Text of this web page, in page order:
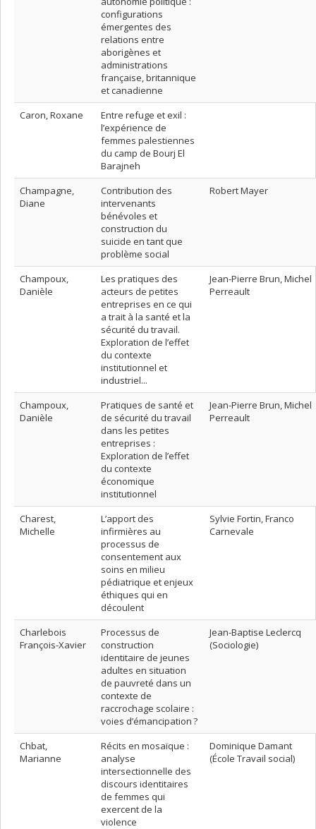
configurations
émergentes des
relations entre
aborigènes et
administrations
française, britannique
et canadienne
Caron, Roxane
Entre refuge et exil :
l’expérience de
femmes palestiennes
du camp de Bourj El
Barajneh
Champagne,
Diane
Contribution des
intervenants
bénévoles et
construction du
suicide en tant que
problème social
Robert Mayer
Champoux,
Danièle
Les pratiques des
acteurs de petites
entreprises en ce qui
a trait à la santé et la
sécurité du travail.
Exploration de l’effet
du contexte
institutionnel et
industriel...
Jean-Pierre Brun, Michel
Perreault
Champoux,
Danièle
Pratiques de santé et
de sécurité du travail
dans les petites
entreprises :
Exploration de l’effet
du contexte
économique
institutionnel
Jean-Pierre Brun, Michel
Perreault
Charest,
Michelle
L’apport des
infirmières au
processus de
consentement aux
soins en milieu
pédiatrique et enjeux
éthiques qui en
découlent
Sylvie Fortin, Franco
Carnevale
Charlebois
François-Xavier
Processus de
construction
identitaire de jeunes
adultes en situation
de pauvreté dans un
contexte de
raccrochage scolaire :
voies d’émancipation ?
Jean-Baptise Leclercq
(Sociologie)
Chbat,
Marianne
Récits en mosaïque :
analyse
intersectionnelle des
discours identitaires
de femmes qui
exercent de la
violence
Dominique Damant
(École Travail social)